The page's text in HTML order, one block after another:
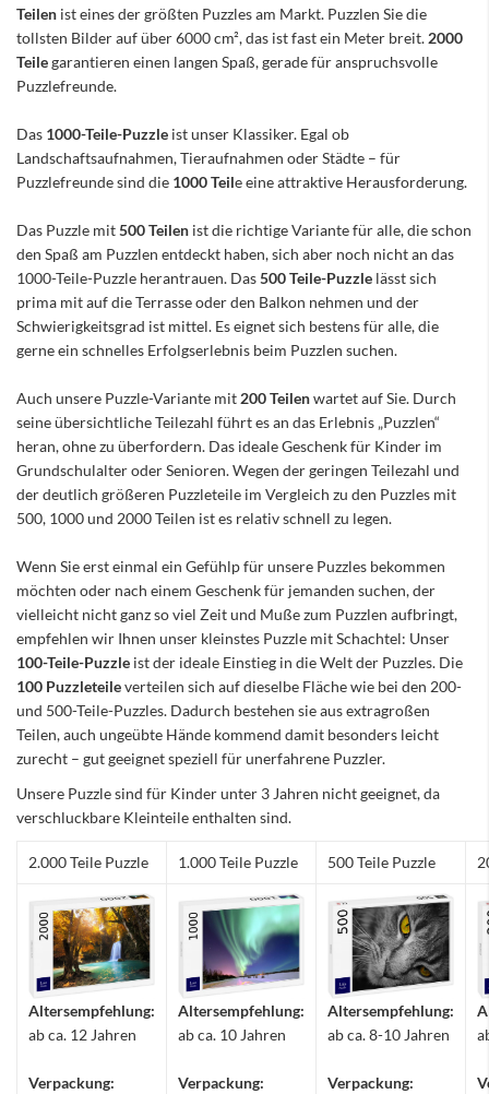
Teilen ist eines der größten Puzzles am Markt. Puzzlen Sie die
tollsten Bilder auf über 6000 cm², das ist fast ein Meter breit. 2000
Teilegarantieren einen langen Spaß, gerade für anspruchsvolle
Puzzlefreunde.
Das 1000-Teile-Puzzle ist unser Klassiker. Egal ob
Landschaftsaufnahmen, Tieraufnahmen oder Städte – für
Puzzlefreunde sind die 1000 Teile eine attraktive Herausforderung.
Das Puzzle mit500 Teilen ist die richtige Variante für alle, die schon
den Spaß am Puzzlen entdeckt haben, sich aber noch nicht an das
1000-Teile-Puzzle herantrauen. Das500 Teile-Puzzle lässt sich
prima mit auf die Terrasse oder den Balkon nehmen und der
Schwierigkeitsgrad ist mittel. Es eignet sich bestens für alle, die
gerne ein schnelles Erfolgserlebnis beim Puzzlen suchen.
Auch unsere Puzzle-Variante mit 200 Teilenwartet auf Sie. Durch
seine übersichtliche Teilezahl führt es an das Erlebnis „Puzzlen“
heran, ohne zu überfordern. Das ideale Geschenk für Kinder im
Grundschulalter oder Senioren. Wegen der geringen Teilezahl und
der deutlich größeren Puzzleteile im Vergleich zu den Puzzles mit
500, 1000 und 2000 Teilen ist es relativ schnell zu legen.
Wenn Sie erst einmal ein Gefühlp für unsere Puzzles bekommen
möchten oder nach einem Geschenk für jemanden suchen, der
vielleicht nicht ganz so viel Zeit und Muße zum Puzzlen aufbringt,
empfehlen wir Ihnen unser kleinstes Puzzle mit Schachtel: Unser
100-Teile-Puzzle ist der ideale Einstieg in die Welt der Puzzles. Die
100 Puzzleteileverteilen sich auf dieselbe Fläche wie bei den 200-
und 500-Teile-Puzzles. Dadurch bestehen sie aus extragroßen
Teilen, auch ungeübte Hände kommend damit besonders leicht
zurecht – gut geeignet speziell für unerfahrene Puzzler.
Unsere Puzzle sind für Kinder unter 3 Jahren nicht geeignet, da
verschluckbare Kleinteile enthalten sind.
2.000 Teile Puzzle 1.000 Teile Puzzle 500 Teile Puzzle
Altersempfehlung:
ab ca. 12 Jahren
Verpackung:
Altersempfehlung:
ab ca. 10 Jahren
Verpackung:
Altersempfehlung:
ab ca. 8-10 Jahren
Verpackung: